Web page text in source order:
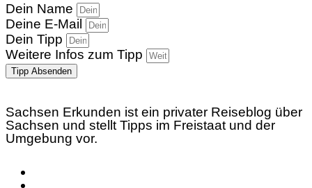
Dein Name
Deine E-Mail
Dein Tipp
Weitere Infos zum Tipp
Tipp Absenden
Sachsen Erkunden ist ein privater Reiseblog über
Sachsen und stellt Tipps im Freistaat und der
Umgebung vor.